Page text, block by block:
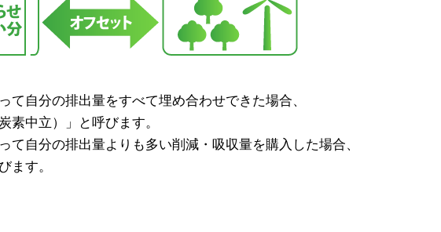
自分の排出量をすべて埋め合わせできた場合、
素中立）」と呼びます。
自分の排出量よりも多い削減・吸収量を購入した場合、
ます。